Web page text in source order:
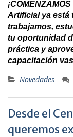
Artificial ya está
trabajamos,
tu oportunidad
práctica y
capacitación
Novedades
Desde el
queremos